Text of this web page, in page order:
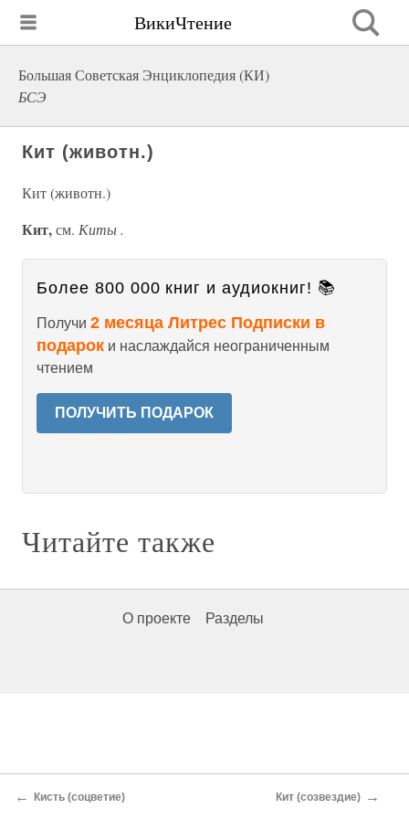
ВикиЧтение
Большая Советская Энциклопедия (КИ)
БСЭ
Кит (животн.)
Кит (животн.)
Кит,см. Киты .
Более 800 000 книг и аудиокниг! 📚
Получи 2 месяца Литрес Подписки в
подарок и наслаждайся неограниченным
чтением
ПОЛУЧИТЬ ПОДАРОК
Читайте также
О проекте Разделы
← Кисть (соцветие) Кит (созвездие) →